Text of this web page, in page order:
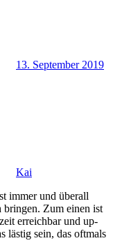
13. September 2019
Kai
immer und überall
bringen. Zum einen ist
erreichbar und up-
lästig sein, das oftmals